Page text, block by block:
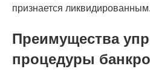
признается ликвидированным.
Преимущества
процедуры